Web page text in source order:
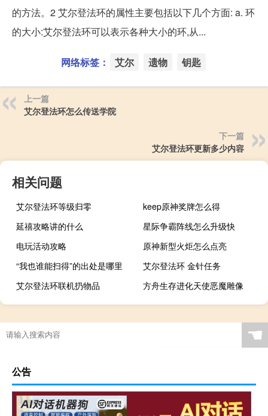
的方法。2 艾尔登法环的属性主要包括以下几个方面: a. 环
的大小:艾尔登法环可以表示各种大小的环,从...
网络标签： 艾尔 遗物 钥匙
上一篇
艾尔登法环怎么传送学院
下一篇
艾尔登法环更新多少内容
相关问题
艾尔登法环等级归零
keep原神奖牌怎么得
延禧攻略讲的什么
星际争霸阵线怎么升级快
电玩活动攻略
原神新型火炬怎么点亮
“我也谁能扫得”的出处是哪里
艾尔登法环 金针任务
艾尔登法环联机扔物品
方舟生存进化天使恶魔雕像
☚
公告